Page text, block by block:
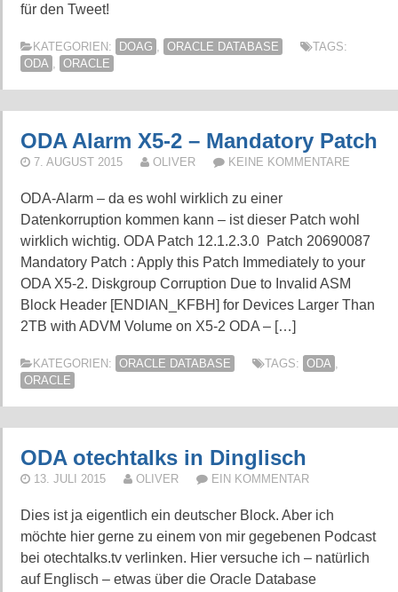
für den Tweet!
KATEGORIEN: DOAG , ORACLE DATABASE
TAGS:
ODA , ORACLE
ODA Alarm X5-2 – Mandatory Patch
7. AUGUST 2015 OLIVER KEINE KOMMENTARE
ODA-Alarm – da es wohl wirklich zu einer
Datenkorruption kommen kann – ist dieser Patch wohl
wirklich wichtig. ODA Patch 12.1.2.3.0 Patch 20690087
Mandatory Patch : Apply this Patch Immediately to your
ODA X5-2. Diskgroup Corruption Due to Invalid ASM
Block Header [ENDIAN_KFBH] for Devices Larger Than
2TB with ADVM Volume on X5-2 ODA – […]
KATEGORIEN: ORACLE DATABASE TAGS: ODA ,
ORACLE
ODA otechtalks in Dinglisch
13. JULI 2015 OLIVER EIN KOMMENTAR
Dies ist ja eigentlich ein deutscher Block. Aber ich
möchte hier gerne zu einem von mir gegebenen Podcast
bei otechtalks.tv verlinken. Hier versuche ich – natürlich
auf Englisch – etwas über die Oracle Database